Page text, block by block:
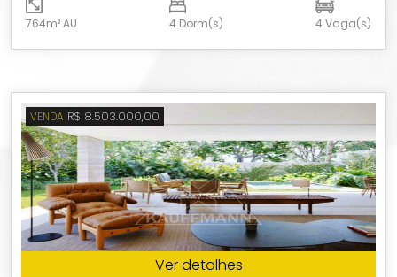
764m² AU 4 Dorm(s) 4 Vaga(s)
VENDA R$ 8.503.000,00
Ver detalhes